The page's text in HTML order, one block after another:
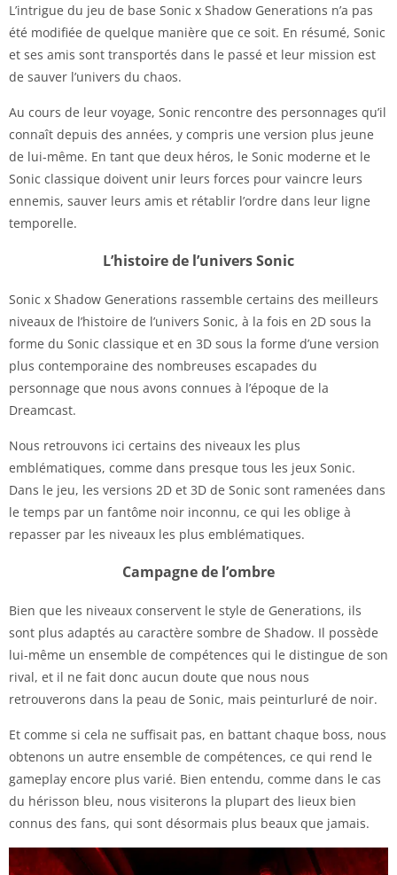
L’intrigue du jeu de base Sonic x Shadow Generations n’a pas
été modifiée de quelque manière que ce soit. En résumé, Sonic
et ses amis sont transportés dans le passé et leur mission est
de sauver l’univers du chaos.
Au cours de leur voyage, Sonic rencontre des personnages qu’il
connaît depuis des années, y compris une version plus jeune
de lui-même. En tant que deux héros, le Sonic moderne et le
Sonic classique doivent unir leurs forces pour vaincre leurs
ennemis, sauver leurs amis et rétablir l’ordre dans leur ligne
temporelle.
L’histoire de l’univers Sonic
Sonic x Shadow Generations rassemble certains des meilleurs
niveaux de l’histoire de l’univers Sonic, à la fois en 2D sous la
forme du Sonic classique et en 3D sous la forme d’une version
plus contemporaine des nombreuses escapades du
personnage que nous avons connues à l’époque de la
Dreamcast.
Nous retrouvons ici certains des niveaux les plus
emblématiques, comme dans presque tous les jeux Sonic.
Dans le jeu, les versions 2D et 3D de Sonic sont ramenées dans
le temps par un fantôme noir inconnu, ce qui les oblige à
repasser par les niveaux les plus emblématiques.
Campagne de l’ombre
Bien que les niveaux conservent le style de Generations, ils
sont plus adaptés au caractère sombre de Shadow. Il possède
lui-même un ensemble de compétences qui le distingue de son
rival, et il ne fait donc aucun doute que nous nous
retrouverons dans la peau de Sonic, mais peinturluré de noir.
Et comme si cela ne suffisait pas, en battant chaque boss, nous
obtenons un autre ensemble de compétences, ce qui rend le
gameplay encore plus varié. Bien entendu, comme dans le cas
du hérisson bleu, nous visiterons la plupart des lieux bien
connus des fans, qui sont désormais plus beaux que jamais.